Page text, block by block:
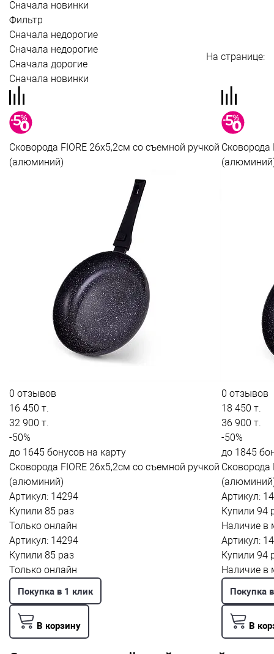
Сначала новинки
Фильтр
Сначала недорогие
Сначала недорогие
Сначала дорогие
Сначала новинки
На странице:
Сковорода FIORE 26x5,2см со съемной ручкой
(алюминий)
0 отзывов
16 450 т.
32 900 т.
-50%
до 1645 бонусов на карту
Сковорода FIORE 26x5,2см со съемной ручкой
(алюминий)
Артикул: 14294
Купили 85 раз
Только онлайн
Артикул: 14294
Купили 85 раз
Только онлайн
Покупка в 1 клик
В корзину
Сковорода
0 отзывов
18 450 т.
36 900 т.
-50%
до 1845
Сковорода
Артикул:
Купили 94
Наличие в
Артикул:
Купили 94
Наличие в
Покупка
В